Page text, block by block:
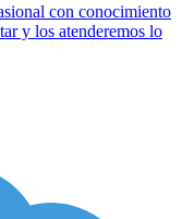
con conocimiento
y los atenderemos lo